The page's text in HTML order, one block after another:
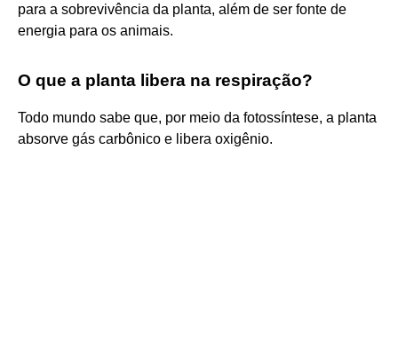
para a sobrevivência da planta, além de ser fonte de
energia para os animais.
O que a planta libera na respiração?
Todo mundo sabe que, por meio da fotossíntese, a planta
absorve gás carbônico e libera oxigênio.